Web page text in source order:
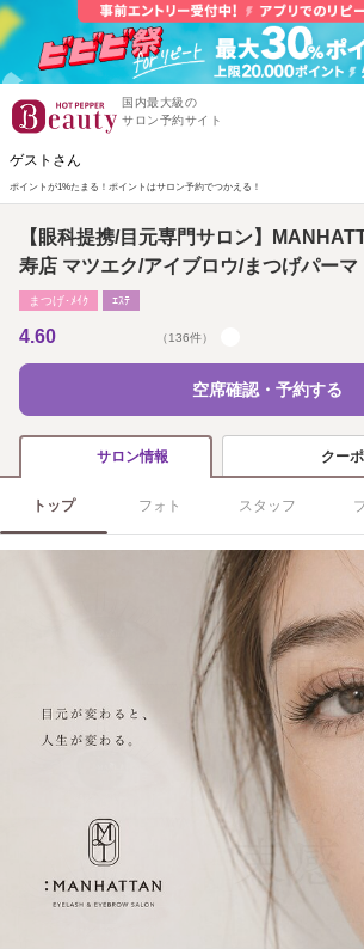
国内最大級の
サロン予約サイト
ゲストさん
ポイントが1%たまる！ ポイントはサロン予約でつかえる！
【眼科提携/目元専門サロン】
寿店 マツエク/アイブロウ/まつげパーマ
まつげ･ﾒｲｸ ｴｽﾃ
4.60 （136件）
空席確認・予約する
サロン情報 クー
トップ フォト スタッフ